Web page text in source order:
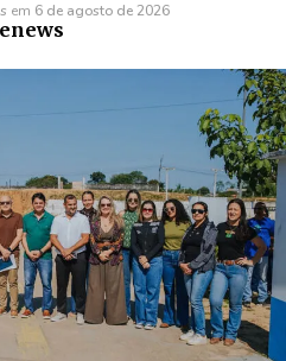
em 6 de agosto de 2026